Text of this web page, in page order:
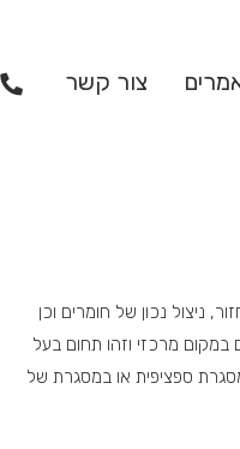
צור קשר
ניצול נכון של חומרים וכן
מרכזי וזהו תחום בעל
ספציפית או במסגרת של